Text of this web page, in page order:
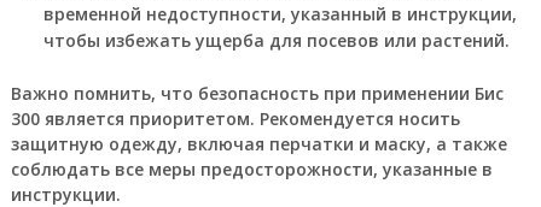
временной недоступности, указанный в инструкции,
чтобы избежать ущерба для посевов или растений.
Важно помнить, что безопасность при применении Бис
300 является приоритетом. Рекомендуется носить
защитную одежду, включая перчатки и маску, а также
соблюдать все меры предосторожности, указанные в
инструкции.